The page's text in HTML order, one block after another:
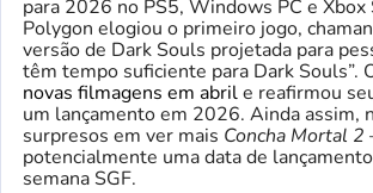
para 2026 no PS5, Windows PC e Xbox
Polygon elogiou o primeiro jogo,
versão de Dark Souls projetada para
têm tempo suficiente para Dark Souls”.
novas filmagens em abrile reafirmou
um lançamento em 2026. Ainda assim,
surpresos em ver mais Concha Mortal 2
potencialmente uma data de
semana SGF.